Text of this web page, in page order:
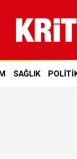
SAĞLIK